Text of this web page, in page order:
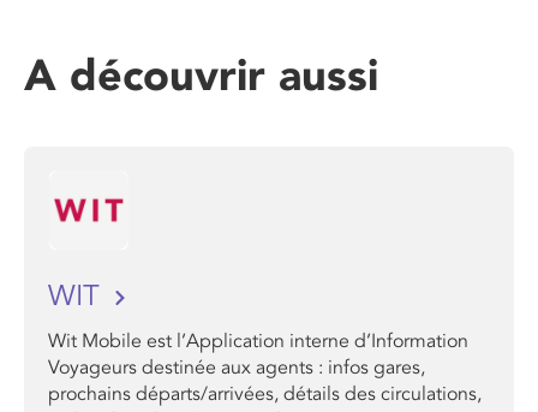
A découvrir aussi
WIT
Wit Mobile est l’Application interne d’Information
Voyageurs destinée aux agents : infos gares,
prochains départs/arrivées, détails des circulations,